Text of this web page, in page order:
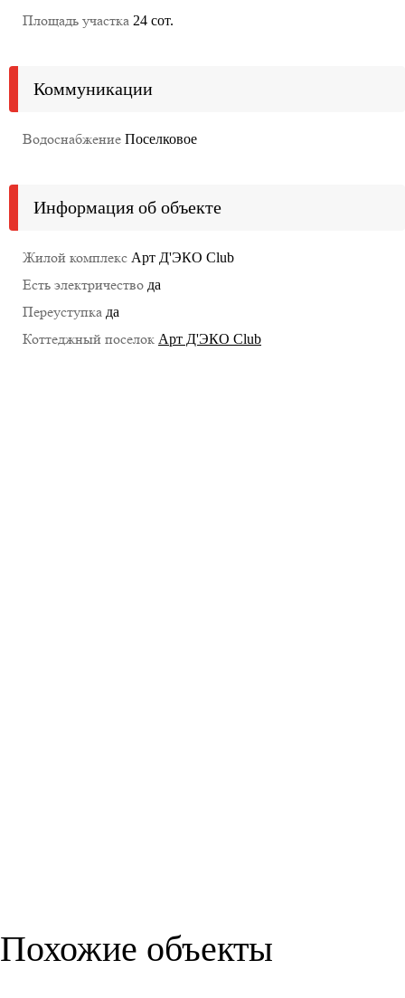
Площадь участка 24 сот.
Коммуникации
Водоснабжение Поселковое
Информация об объекте
Жилой комплекс Арт Д'ЭКО Club
Есть электричество да
Переуступка да
Коттеджный поселок Арт Д'ЭКО Club
Похожие объекты